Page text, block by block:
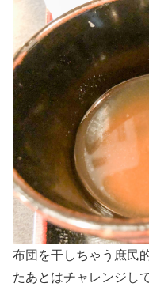
布団を干しちゃう庶民
たあとはチャレンジし